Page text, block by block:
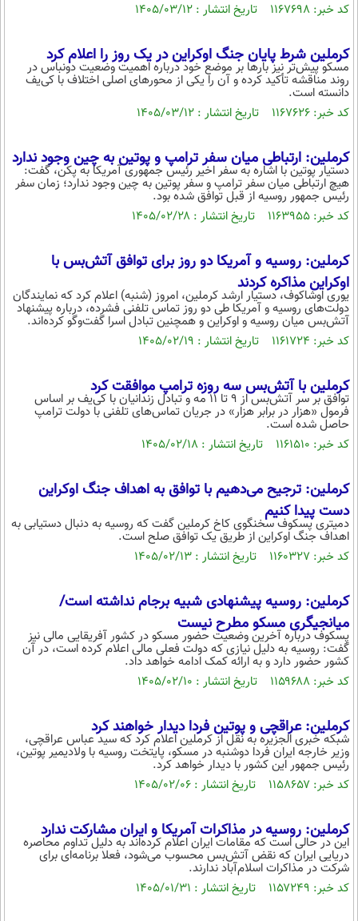
کد خبر: ۱۱۶۷۶۹۸ تاریخ انتشار : ۱۴۰۵/۰۳/۱۲
کرملین شرط پایان جنگ اوکراین در یک روز را اعلام کرد
مسکو پیش‌تر نیز بارها بر موضع خود درباره اهمیت وضعیت دونباس در
روند مناقشه تأکید کرده و آن را یکی از محورهای اصلی اختلاف با کی‌یف
دانسته است.
کد خبر: ۱۱۶۷۶۲۶ تاریخ انتشار : ۱۴۰۵/۰۳/۱۲
کرملین: ارتباطی میان سفر ترامپ و پوتین به چین وجود ندارد
دستیار پوتین با اشاره به سفر اخیر رئیس جمهوری آمریکا به پکن، گفت:
هیچ ارتباطی میان سفر ترامپ و سفر پوتین به چین وجود ندارد؛ زمان سفر
رئیس جمهور روسیه از قبل توافق شده بود.
کد خبر: ۱۱۶۳۹۵۵ تاریخ انتشار : ۱۴۰۵/۰۲/۲۸
کرملین: روسیه و آمریکا دو روز برای توافق آتش‌بس با
اوکراین مذاکره کردند
یوری اوشاکوف، دستیار ارشد کرملین، امروز (شنبه) اعلام کرد که نمایندگان
دولت‌های روسیه و آمریکا طی دو روز تماس تلفنی فشرده، درباره پیشنهاد
آتش‌بس میان روسیه و اوکراین و همچنین تبادل اسرا گفت‌وگو کرده‌اند.
کد خبر: ۱۱۶۱۷۲۴ تاریخ انتشار : ۱۴۰۵/۰۲/۱۹
کرملین با آتش‌بس سه روزه ترامپ موافقت کرد
توافق بر سر آتش‌بس از ۹ تا ۱۱ مه و تبادل زندانیان با کی‌یف بر اساس
فرمول «هزار در برابر هزار» در جریان تماس‌های تلفنی با دولت ترامپ
حاصل شده است.
کد خبر: ۱۱۶۱۵۱۰ تاریخ انتشار : ۱۴۰۵/۰۲/۱۸
کرملین: ترجیح می‌دهیم با توافق به اهداف جنگ اوکراین
دست پیدا کنیم
دمیتری پسکوف سخنگوی کاخ کرملین گفت که روسیه به دنبال دستیابی به
اهداف جنگ اوکراین از طریق یک توافق صلح است.
کد خبر: ۱۱۶۰۳۲۷ تاریخ انتشار : ۱۴۰۵/۰۲/۱۳
کرملین: روسیه پیشنهادی شبیه برجام نداشته است/
میانجیگری مسکو مطرح نیست
پسکوف درباره آخرین وضعیت حضور مسکو در کشور آفریقایی مالی نیز
گفت: روسیه به دلیل نیازی که دولت فعلی مالی اعلام کرده است، در آن
کشور حضور دارد و به ارائه کمک ادامه خواهد داد.
کد خبر: ۱۱۵۹۶۸۸ تاریخ انتشار : ۱۴۰۵/۰۲/۱۰
کرملین: عراقچی و پوتین فردا دیدار خواهند کرد
شبکه خبری الجزیره به نقل از کرملین اعلام کرد که سید عباس عراقچی،
وزیر خارجه ایران فردا دوشنبه در مسکو، پایتخت روسیه با ولادیمیر پوتین،
رئیس جمهور این کشور با دیدار خواهد کرد.
کد خبر: ۱۱۵۸۶۵۷ تاریخ انتشار : ۱۴۰۵/۰۲/۰۶
کرملین: روسیه در مذاکرات آمریکا و ایران مشارکت ندارد
این در حالی است که مقامات ایران اعلام کرده‌اند به دلیل تداوم محاصره
دریایی ایران که نقض آتش‌بس محسوب می‌شود، فعلا برنامه‌ای برای
شرکت در مذاکرات اسلام‌آباد ندارند.
کد خبر: ۱۱۵۷۲۴۹ تاریخ انتشار : ۱۴۰۵/۰۱/۳۱